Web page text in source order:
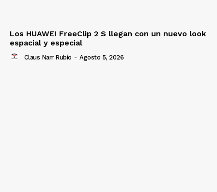
Los HUAWEI FreeClip 2 S llegan con un nuevo look
espacial y especial
Claus Narr Rubio - Agosto 5, 2026